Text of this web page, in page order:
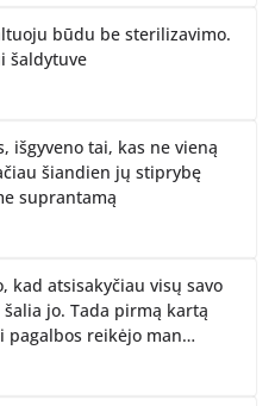
būdu be sterilizavimo.
šaldytuve
išgyveno tai, kas ne vieną
šiandien jų stiprybę
suprantamą
kad atsisakyčiau visų savo
jo. Tada pirmą kartą
pagalbos reikėjo man…